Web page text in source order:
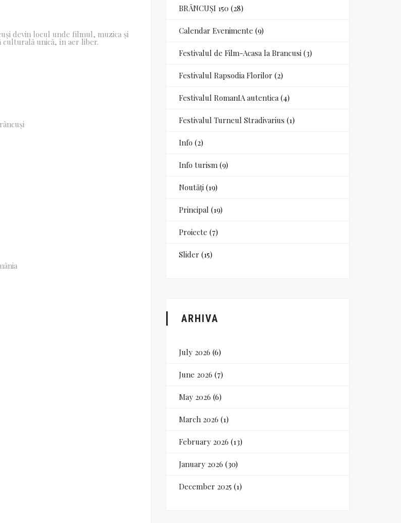
devin locul unde filmul, muzica și
unică, în aer liber.
BRÂNCUȘI 150 (28)
Calendar Evenimente (9)
Festivalul de Film-Acasa la Brancusi (3)
Festivalul Rapsodia Florilor (2)
Festivalul RomanIA autentica(4)
Festivalul Turneul Stradivarius (1)
Info (2)
Info turism (9)
Noutăți (19)
Principal (19)
Proiecte (7)
Slider (15)
ARHIVA
July 2026 (6)
June 2026 (7)
May 2026 (6)
March 2026 (1)
February 2026 (13)
January 2026 (30)
December 2025 (1)